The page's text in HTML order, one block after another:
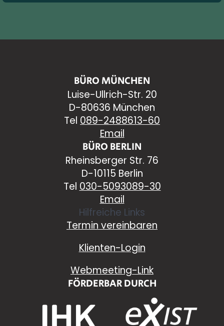
BÜRO MÜNCHEN
Luise-Ullrich-Str. 20
D-80636 München
Tel 089-2488613-60
Email
BÜRO BERLIN
Rheinsberger Str. 76
D-10115 Berlin
Tel 030-5093089-30
Email
Hilfreiche Links
Termin vereinbaren
Klienten-Login
Webmeeting-Link
FÖRDERBAR DURCH